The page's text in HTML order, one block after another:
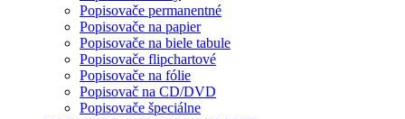
Popisovače permanentné
Popisovače na papier
Popisovače na biele tabule
Popisovače flipchartové
Popisovače na fólie
Popisovač na CD/DVD
Popisovače špeciálne